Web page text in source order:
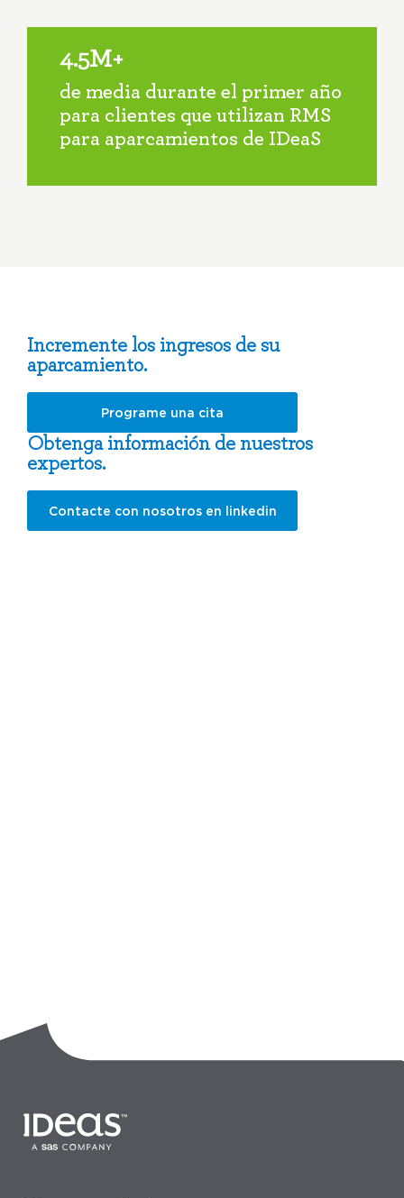
4.5M+
de media durante el primer año
para clientes que utilizan RMS
para aparcamientos de IDeaS
Incremente los ingresos de su
aparcamiento.
Programe una cita
Obtenga información de nuestros
expertos.
Contacte con nosotros en linkedin